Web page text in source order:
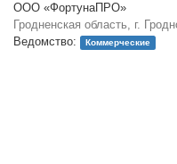
ООО «ФортунаПРО»
Гродненская область, г.
Ведомство:
Коммерческие